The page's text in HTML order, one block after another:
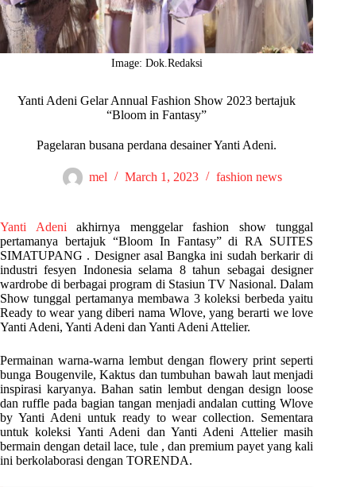
Image: Dok.Redaksi
Yanti Adeni Gelar Annual Fashion Show 2023 bertajuk
“Bloom in Fantasy”
Pagelaran busana perdana desainer Yanti Adeni.
mel March 1, 2023 fashion news
Yanti Adeniakhirnya menggelar fashion show tunggal
pertamanya bertajuk “Bloom In Fantasy” di RA SUITES
SIMATUPANG . Designer asal Bangka ini sudah berkarir di
industri fesyen Indonesia selama 8 tahun sebagai designer
wardrobe di berbagai program di Stasiun TV Nasional. Dalam
Show tunggal pertamanya membawa 3 koleksi berbeda yaitu
Ready to wear yang diberi nama Wlove, yang berarti we love
Yanti Adeni, Yanti Adeni dan Yanti Adeni Attelier.
Permainan warna-warna lembut dengan flowery print seperti
bunga Bougenvile, Kaktus dan tumbuhan bawah laut menjadi
inspirasi karyanya. Bahan satin lembut dengan design loose
dan ruffle pada bagian tangan menjadi andalan cutting Wlove
by Yanti Adeni untuk ready to wear collection. Sementara
untuk koleksi Yanti Adeni dan Yanti Adeni Attelier masih
bermain dengan detail lace, tule , dan premium payet yang kali
ini berkolaborasi dengan TORENDA.